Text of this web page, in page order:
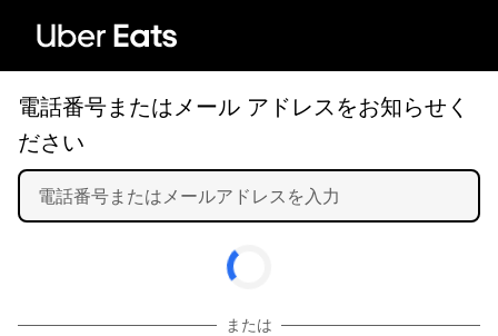
電話番号またはメール アドレスをお知らせく
ださい
または